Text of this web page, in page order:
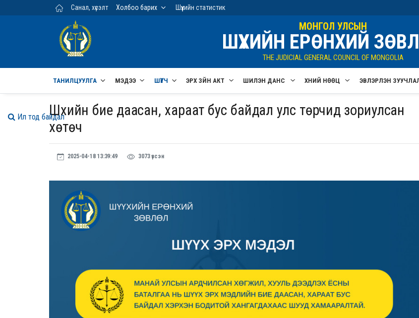
Үндсэн агуулга руу шилжих
Санал, хүсэлт Холбоо барих Шүүхийн статистик
МОНГОЛ УЛСЫН
ШҮҮХИЙН ЕРӨНХИЙ
THE JUDICIAL GENERAL COUNCIL OF MONGOLIA
ТАНИЛЦУУЛГА МЭДЭЭ ШҮҮГЧ ЭРХ ЗҮЙН АКТ ШИЛЭН ДАНС ХҮНИЙ НӨӨЦ ЭВЛЭРҮҮЛЭН
Шүүхийн бие даасан, хараат бус байдал улс төрчид зориулсан
хөтөч
2025-04-18 13:39:49 3073 үзсэн
Ил тод байдал